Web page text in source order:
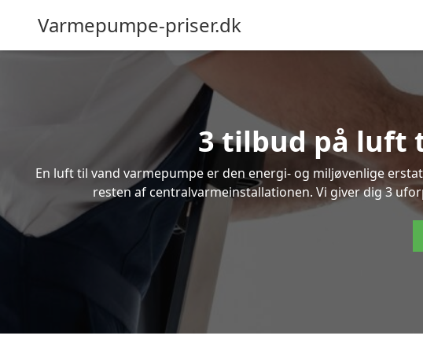
Varmepumpe-priser.dk
3 tilbud på luft
En luft til vand varmepumpe er den energi- og miljøvenlige
resten af centralvarmeinstallationen. Vi giver dig 3